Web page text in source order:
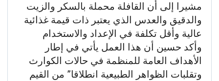
مشيرا إلى أن القافلة محملة بالسكر والزيت
والدقيق والعدس الذي يعتبر ذات قيمة غذائية
عالية وأقل تكلفة في الإعداد والاستخدام
وأكد حسين أن هذا العمل يأتي في إطار
الأهداف العامة للمنظمة في حالات الكوارث
وتقلبات الظواهر الطبيعية انطلاقا” من القيم